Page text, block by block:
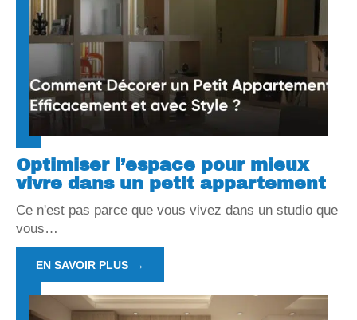
Optimiser l’espace pour mieux
vivre dans un petit appartement
Ce n'est pas parce que vous vivez dans un studio que
vous…
EN SAVOIR PLUS